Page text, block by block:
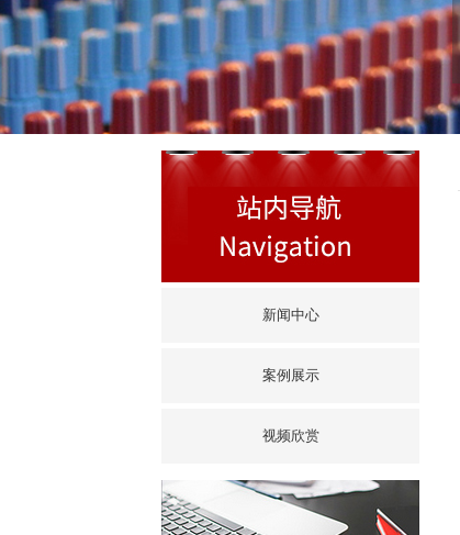
新闻中心
案例展示
视频欣赏